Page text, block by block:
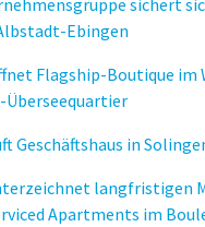
sichert
Ebingen
Flagship-Boutique im
Überseequartier
Geschäftshaus in
langfristigen
Apartments im